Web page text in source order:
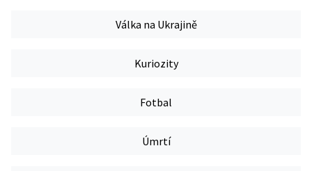
Válka na Ukrajině
Kuriozity
Fotbal
Úmrtí